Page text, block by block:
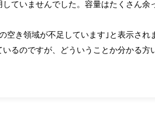
ていませんでした。容量はたくさん
空き領域が不足しています｣と表示され
るのですが、どういうことか分かる方